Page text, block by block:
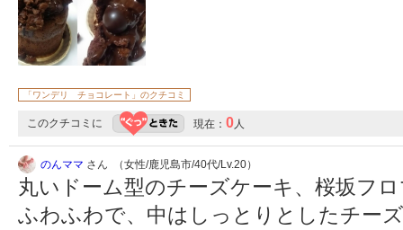
「ワンデリ チョコレート」のクチコミ
このクチコミに 現在： 0人
のんママ さん （女性/鹿児島市/40代/Lv.20）
丸いドーム型のチーズケーキ、桜坂フ
ふわふわで、中はしっとりとしたチー